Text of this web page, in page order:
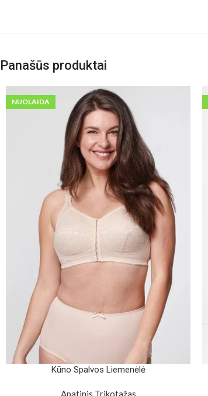
Panašūs produktai
NUOLAIDA
Kūno Spalvos Liemenėlė
Apatinis Trikotažas